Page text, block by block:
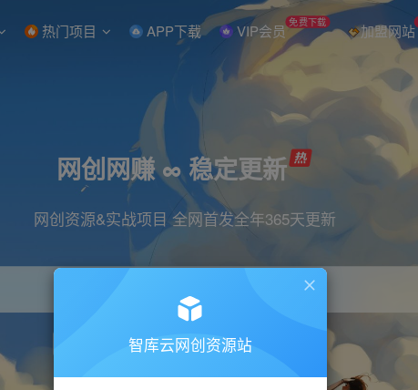
热门项目 APP下载 VIP会员 免费下载 加盟网站
网创网赚 ∞ 稳定更新
网创资源&实战项目 全网首发全年365天更新
直播 小红书 剪辑
智库云网创资源站